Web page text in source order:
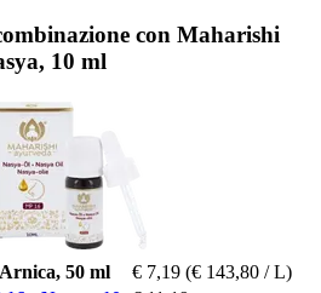
con Maharishi
10 ml
50 ml € 7,19 (€ 143,80 / L)